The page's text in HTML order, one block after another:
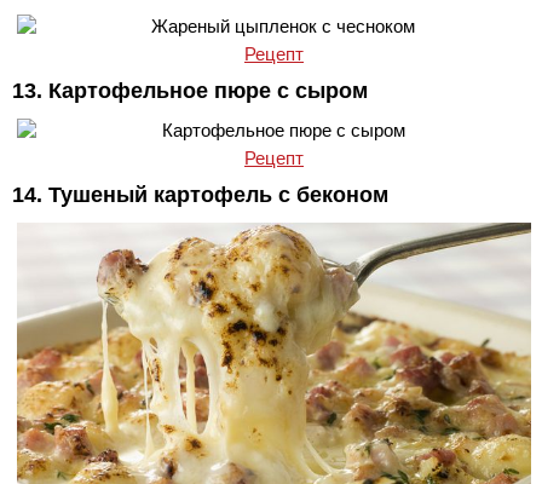
Рецепт
13. Картофельное пюре с сыром
Рецепт
14. Тушеный картофель с беконом